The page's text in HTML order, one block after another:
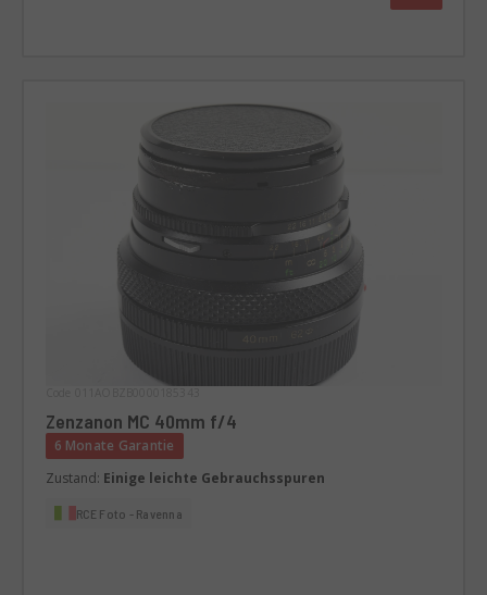
Zenzanon MC 40mm f/4
6 Monate Garantie
Zustand: Einige leichte Gebrauchsspuren
RCE Foto - Ravenna